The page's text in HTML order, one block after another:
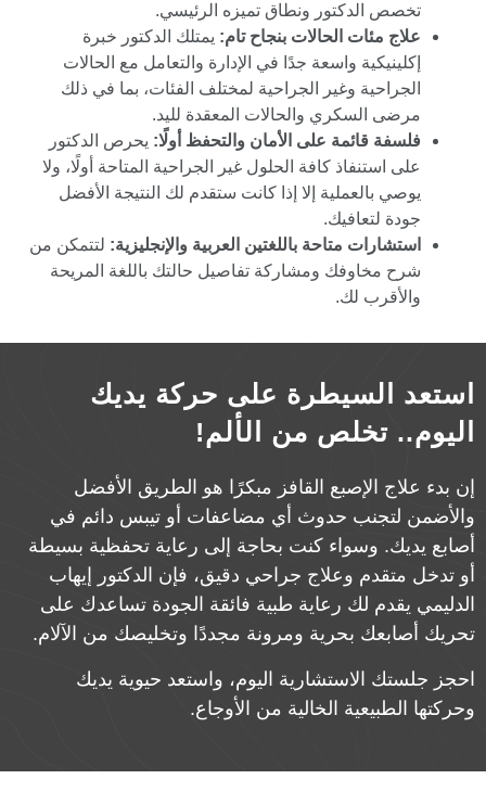
تخصص الدكتور ونطاق تميزه الرئيسي.
علاج مئات الحالات بنجاح تام: يمتلك الدكتور خبرة
إكلينيكية واسعة جدًا في الإدارة والتعامل مع الحالات
الجراحية وغير الجراحية لمختلف الفئات، بما في ذلك
مرضى السكري والحالات المعقدة لليد.
فلسفة قائمة على الأمان والتحفظ أولًا: يحرص الدكتور
على استنفاذ كافة الحلول غير الجراحية المتاحة أولًا، ولا
يوصي بالعملية إلا إذا كانت ستقدم لك النتيجة الأفضل
جودة لتعافيك.
استشارات متاحة باللغتين العربية والإنجليزية: لتتمكن من
شرح مخاوفك ومشاركة تفاصيل حالتك باللغة المريحة
والأقرب لك.
استعد السيطرة على حركة يديك
اليوم.. تخلص من الألم!
إن بدء علاج الإصبع القافز مبكرًا هو الطريق الأفضل
والأضمن لتجنب حدوث أي مضاعفات أو تيبس دائم في
أصابع يديك. وسواء كنت بحاجة إلى رعاية تحفظية بسيطة
أو تدخل متقدم وعلاج جراحي دقيق، فإن الدكتور إيهاب
الدليمي يقدم لك رعاية طبية فائقة الجودة تساعدك على
تحريك أصابعك بحرية ومرونة مجددًا وتخليصك من الآلام.
احجز جلستك الاستشارية اليوم، واستعد حيوية يديك
وحركتها الطبيعية الخالية من الأوجاع.